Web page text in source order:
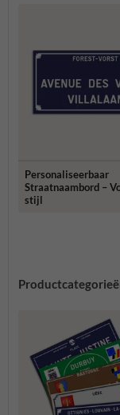
Personaliseerbaar
Straatnaambord –
stijl